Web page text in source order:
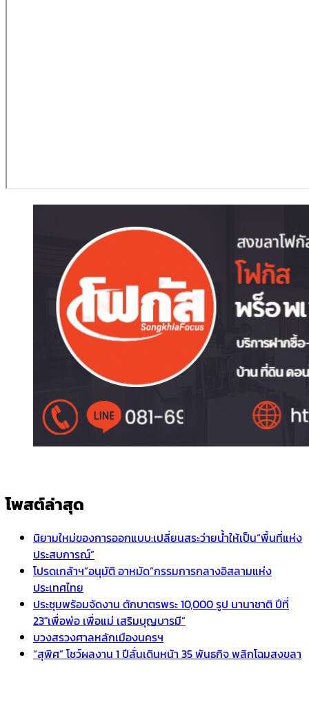
โพสต์ล่าสุด
นิยามใหม่ของการออกแบบ:เปลี่ยนสระว่ายน้ำให้เป็น“พื้นที่แห่ง
ประสบการณ์”
โปรดเกล้าฯ”อนุมัติ อาหมัด”กรรมการกลางอิสลามแห่ง
ประเทศไทย
ประชุมพร้อมจัดงาน ตักบาตรพระ 10,000 รูป นานาชาติ ปีที่
23″เพื่อพ่อ เพื่อแม่ เสริมบุญบารมี”
บวงสรวงศาลหลักเมืองนครฯ
“สุพิศ” โชว์ผลงาน 1 ปีลั่นเดินหน้า 35 พันธกิจ พลิกโฉมสงขลา